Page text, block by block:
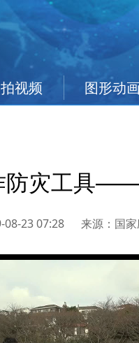
视频 图形动
防灾工具
08-23 07:28 来源： 国